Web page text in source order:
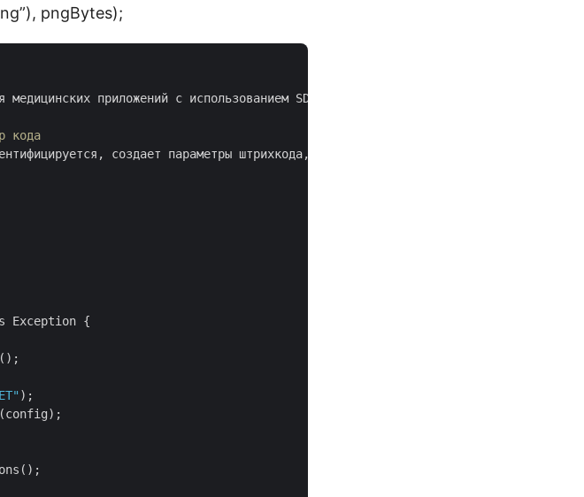
pngBytes);
приложений с использованием SDK и предоставляют вам повторно
кода
создает параметры штрихкода, рендерит HTML и сохраняет файл
Exception {
);